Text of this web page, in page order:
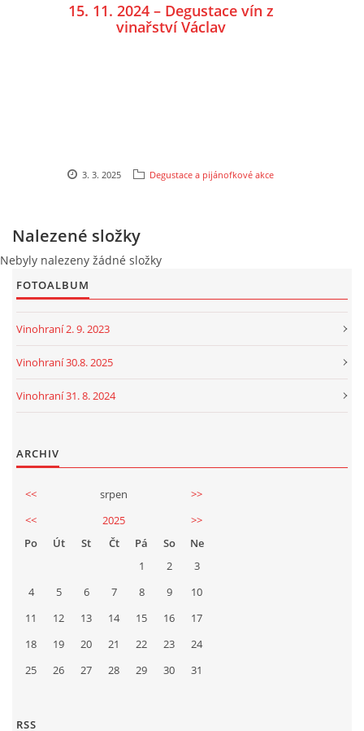
15. 11. 2024 – Degustace vín z
vinařství Václav
3. 3. 2025 Degustace a pijánofkové akce
Nalezené složky
Nebyly nalezeny žádné složky
FOTOALBUM
Vinohraní 2. 9. 2023
Vinohraní 30.8. 2025
Vinohraní 31. 8. 2024
ARCHIV
<< srpen
>>
<<
2025
>>
Po
Út St Čt Pá So
Ne
1
2
3
4
5 6 7 8 9
10
11
12 13 14 15 16
17
18
19 20 21 22 23
24
25
26 27 28 29 30 31
RSS